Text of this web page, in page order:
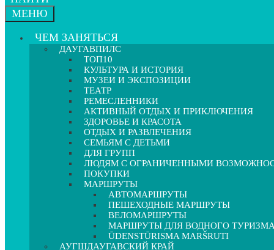
МЕНЮ
ЧЕМ ЗАНЯТЬСЯ
ДАУГАВПИЛС
ТОП10
КУЛЬТУРА И ИСТОРИЯ
МУЗЕИ И ЭКСПОЗИЦИИ
ТЕАТР
РЕМЕСЛЕННИКИ
АКТИВНЫЙ ОТДЫХ И ПРИКЛЮЧЕНИЯ
ЗДОРОВЬЕ И КРАСОТА
ОТДЫХ И РАЗВЛЕЧЕНИЯ
СЕМЬЯМ С ДЕТЬМИ
ДЛЯ ГРУПП
ЛЮДЯМ С ОГРАНИЧЕННЫМИ
ПОКУПКИ
МАРШРУТЫ
АВТОМАРШРУТЫ
ПЕШЕХОДНЫЕ МАРШРУТЫ
ВЕЛОМАРШРУТЫ
МАРШРУТЫ ДЛЯ ВОДНОГО ТУРИЗМА
ŪDENSTŪRISMA MARŠRUTI
АУГШДАУГАВСКИЙ КРАЙ